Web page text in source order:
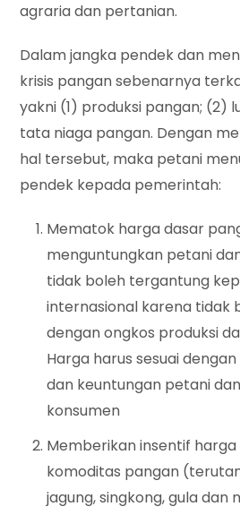
agraria dan pertanian.
Dalam jangka pendek dan
krisis pangan sebenarnya
yakni (1) produksi pangan; (2)
tata niaga pangan. Dengan
hal tersebut, maka petani
pendek kepada pemerintah:
Mematok harga dasar
menguntungkan petani
tidak boleh tergantung
internasional karena tidak
dengan ongkos produksi
Harga harus sesuai
dan keuntungan petani
konsumen
Memberikan insentif
komoditas pangan
jagung, singkong, gula dan